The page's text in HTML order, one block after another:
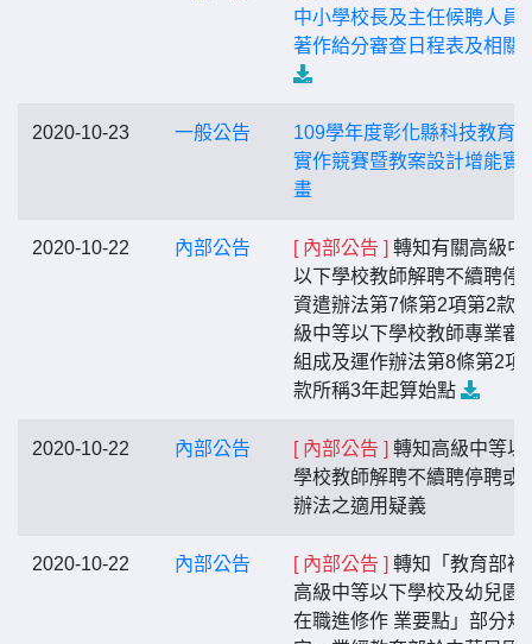
中小學校長及主任候聘人員
著作給分審查日程表及相關
2020-10-23 一般公告
109學年度彰化縣科技教育
實作競賽暨教案設計增能實
畫
2020-10-22 內部公告 [ 內部公告 ] 轉知有關高級中
以下學校教師解聘不續聘停
資遣辦法第7條第2項第2款
級中等以下學校教師專業審
組成及運作辦法第8條第2項
款所稱3年起算始點
2020-10-22 內部公告 [ 內部公告 ] 轉知高級中等以
學校教師解聘不續聘停聘或
辦法之適用疑義
2020-10-22 內部公告 [ 內部公告 ] 轉知「教育部補
高級中等以下學校及幼兒園
在職進修作 業要點」部分規